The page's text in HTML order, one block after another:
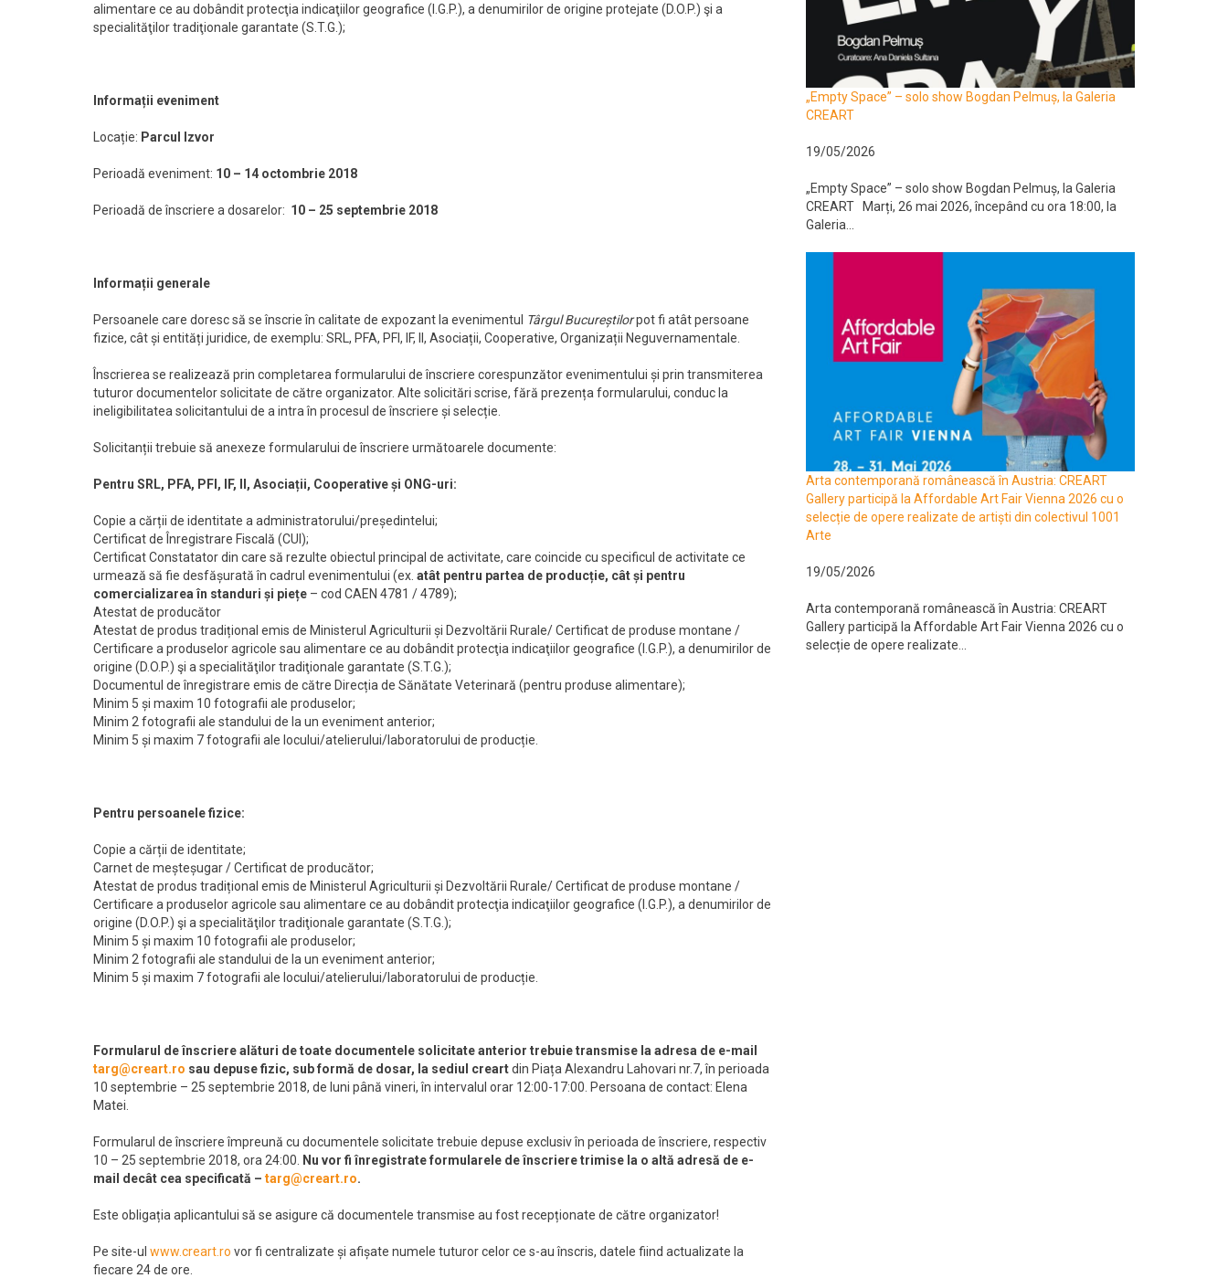
alimentare ce au dobândit protecţia indicaţiilor geografice (I.G.P.), a denumirilor de origine protejate (D.O.P.) şi a
specialităţilor tradiţionale garantate (S.T.G.);
Informații eveniment
Locație: Parcul Izvor
Perioadă eveniment: 10 – 14 octombrie 2018
Perioadă de înscriere a dosarelor: 10 – 25 septembrie 2018
Informații generale
Persoanele care doresc să se înscrie în calitate de expozant la evenimentul Târgul Bucureștilorpot fi atât persoane
fizice, cât și entități juridice, de exemplu: SRL, PFA, PFI, IF, II, Asociații, Cooperative, Organizații Neguvernamentale.
Înscrierea se realizează prin completarea formularului de înscriere corespunzător evenimentului și prin transmiterea
tuturor documentelor solicitate de către organizator. Alte solicitări scrise, fără prezența formularului, conduc la
ineligibilitatea solicitantului de a intra în procesul de înscriere și selecție.
Solicitanții trebuie să anexeze formularului de înscriere următoarele documente:
Pentru SRL, PFA, PFI, IF, II, Asociații, Cooperative și ONG-uri:
Copie a cărții de identitate a administratorului/președintelui;
Certificat de Înregistrare Fiscală (CUI);
Certificat Constatator din care să rezulte obiectul principal de activitate, care coincide cu specificul de activitate ce
urmează să fie desfășurată în cadrul evenimentului (ex. atât pentru partea de producție, cât și pentru
comercializarea în standuri și piețe – cod CAEN 4781 / 4789);
Atestat de producător
Atestat de produs tradițional emis de Ministerul Agriculturii și Dezvoltării Rurale/ Certificat de produse montane /
Certificare a produselor agricole sau alimentare ce au dobândit protecţia indicaţiilor geografice (I.G.P.), a denumirilor de
origine (D.O.P.) şi a specialităţilor tradiţionale garantate (S.T.G.);
Documentul de înregistrare emis de către Direcția de Sănătate Veterinară (pentru produse alimentare);
Minim 5 și maxim 10 fotografii ale produselor;
Minim 2 fotografii ale standului de la un eveniment anterior;
Minim 5 și maxim 7 fotografii ale locului/atelierului/laboratorului de producție.
Pentru persoanele fizice:
Copie a cărții de identitate;
Carnet de meșteșugar / Certificat de producător;
Atestat de produs tradițional emis de Ministerul Agriculturii și Dezvoltării Rurale/ Certificat de produse montane /
Certificare a produselor agricole sau alimentare ce au dobândit protecţia indicaţiilor geografice (I.G.P.), a denumirilor de
origine (D.O.P.) şi a specialităţilor tradiţionale garantate (S.T.G.);
Minim 5 și maxim 10 fotografii ale produselor;
Minim 2 fotografii ale standului de la un eveniment anterior;
Minim 5 și maxim 7 fotografii ale locului/atelierului/laboratorului de producție.
Formularul de înscriere alături de toate documentele solicitate anterior trebuie transmise la adresa de e-mail
targ@creart.ro sau depuse fizic, sub formă de dosar, la sediul creartdin Piața Alexandru Lahovari nr.7, în perioada
10 septembrie – 25 septembrie 2018, de luni până vineri, în intervalul orar 12:00-17:00. Persoana de contact: Elena
Matei.
Formularul de înscriere împreună cu documentele solicitate trebuie depuse exclusiv în perioada de înscriere, respectiv
10 – 25 septembrie 2018, ora 24:00.
Nu vor fi înregistrate formularele de înscriere trimise la o altă adresă de e-
mail decât cea specificată – targ@creart.ro.
Este obligația aplicantului să se asigure că documentele transmise au fost recepționate de către organizator!
Pe site-ul www.creart.ro vor fi centralizate și afișate numele tuturor celor ce s-au înscris, datele fiind actualizate la
fiecare 24 de ore.
„Empty Space” – solo show Bogdan Pelmuș, la Galeria
CREART
19/05/2026
„Empty Space” – solo show Bogdan Pelmuș, la Galeria
CREART Marți, 26 mai 2026, începând cu ora 18:00, la
Galeria...
Arta contemporană românească în Austria: CREART
Gallery participă la Affordable Art Fair Vienna 2026 cu o
selecție de opere realizate de artiști din colectivul 1001
Arte
19/05/2026
Arta contemporană românească în Austria: CREART
Gallery participă la Affordable Art Fair Vienna 2026 cu o
selecție de opere realizate...